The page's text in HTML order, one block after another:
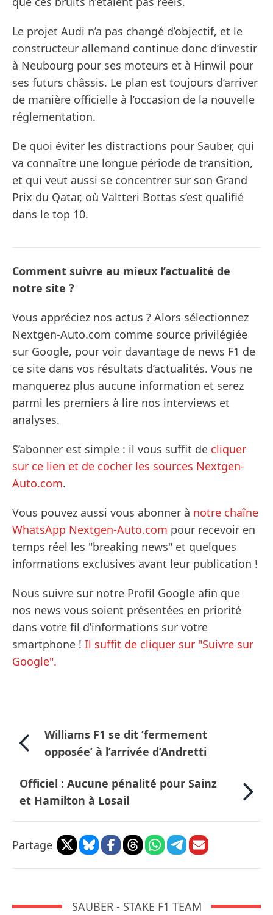
Le projet Audi n’a pas changé d’objectif, et le
constructeur allemand continue donc d’investir
à Neubourg pour ses moteurs et à Hinwil pour
ses futurs châssis. Le plan est toujours d’arriver
de manière officielle à l’occasion de la nouvelle
réglementation.
De quoi éviter les distractions pour Sauber, qui
va connaître une longue période de transition,
et qui veut aussi se concentrer sur son Grand
Prix du Qatar, où Valtteri Bottas s’est qualifié
dans le top 10.
Comment suivre au mieux l’actualité de
notre site ?
Vous appréciez nos actus ? Alors sélectionnez
Nextgen-Auto.com comme source privilégiée
sur Google, pour voir davantage de news F1 de
ce site dans vos résultats d’actualités. Vous ne
manquerez plus aucune information et serez
parmi les premiers à lire nos interviews et
analyses.
S’abonner est simple : il vous suffit de cliquer
sur ce lien et de cocher les sources Nextgen-
Auto.com.
Vous pouvez aussi vous abonner à notre chaîne
WhatsApp Nextgen-Auto.com pour recevoir en
temps réel les "breaking news" et quelques
informations exclusives avant leur publication !
Nous suivre sur notre Profil Google afin que
nos news vous soient présentées en priorité
dans votre fil d’informations sur votre
smartphone ! Il suffit de cliquer sur "Suivre sur
Google".
Williams F1 se dit ’fermement
opposée’ à l’arrivée d’Andretti
Officiel : Aucune pénalité pour Sainz
et Hamilton à Losail
Partage
SAUBER - STAKE F1 TEAM